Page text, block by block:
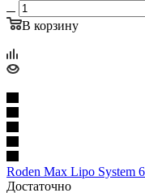
В корзину
Roden Max Lipo System
Достаточно